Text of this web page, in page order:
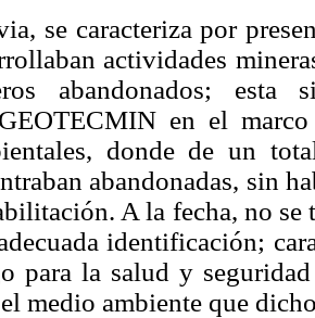
se caracteriza por
actividades
abandonados;
en el
donde de un
abandonadas, sin
A la fecha, no se
identificación;
para la salud y
medio ambiente que